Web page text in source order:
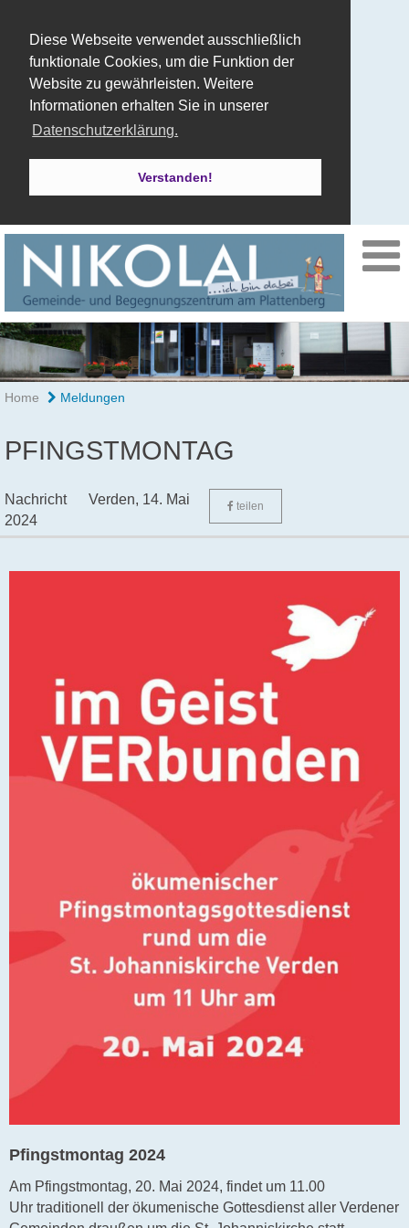
Diese Webseite verwendet ausschließlich
funktionale Cookies, um die Funktion der
Website zu gewährleisten. Weitere
Informationen erhalten Sie in unserer
Datenschutzerklärung.
Verstanden!
Home Meldungen
PFINGSTMONTAG
Nachricht Verden, 14. Mai
2024
teilen
Pfingstmontag 2024
Am Pfingstmontag, 20. Mai 2024, findet um 11.00
Uhr traditionell der ökumenische Gottesdienst aller Verdener